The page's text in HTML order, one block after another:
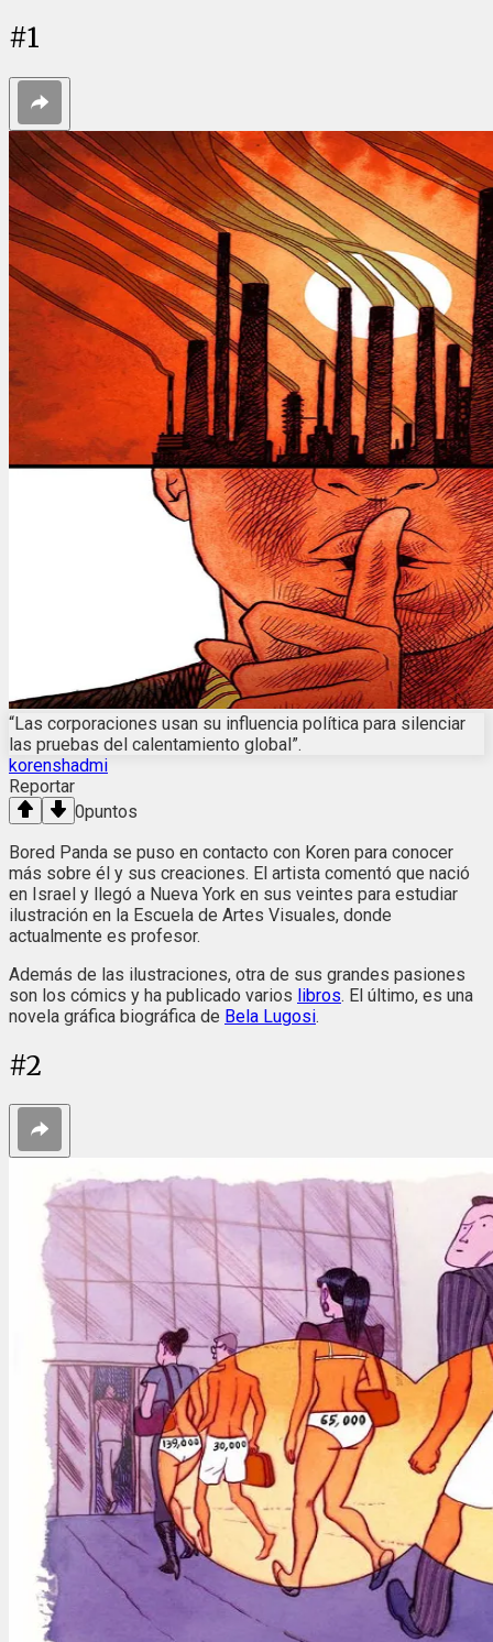
#1
“Las corporaciones usan su influencia política para silenciar
las pruebas del calentamiento global”.
korenshadmi
Reportar
0puntos
Bored Panda se puso en contacto con Koren para conocer
más sobre él y sus creaciones. El artista comentó que nació
en Israel y llegó a Nueva York en sus veintes para estudiar
ilustración en la Escuela de Artes Visuales, donde
actualmente es profesor.
Además de las ilustraciones, otra de sus grandes pasiones
son los cómics y ha publicado varios libros. El último, es una
novela gráfica biográfica de Bela Lugosi.
#2